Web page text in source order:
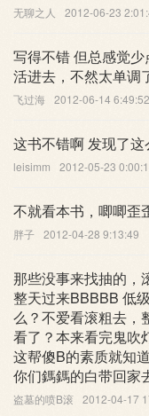
无聊之人 2012-06-23
写得不错 但总感觉
活进去，不然太单调
飞过海 2012-06-14 6:49:52
这书不错啊 发现了
leisimm 2012-05-23
不就看本书，唧唧歪
胖子 2012-04-28 9:13:49
那些没事来找抽的，
整天过来BBBBB 低
么？不爱看滚粗去，
看了？本来看完鬼吹
这帮傻B的素质就知
你们鎷鎷的白带回家
盗墓的喷B滚 2012-04-17